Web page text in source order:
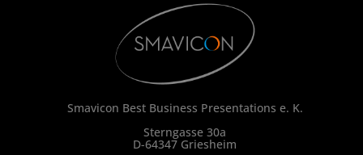
Smavicon Best Business Presentations e. K.
Sterngasse 30a
D-64347 Griesheim